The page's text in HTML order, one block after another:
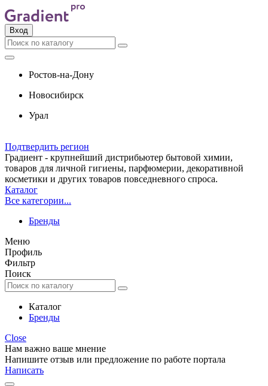
Вход
Ростов-на-Дону
Новосибирск
Урал
Подтвердить регион
Градиент - крупнейший дистрибьютер бытовой химии,
товаров для личной гигиены, парфюмерии, декоративной
косметики и других товаров повседневного спроса.
Каталог
Все категории...
Бренды
Меню
Профиль
Фильтр
Поиск
Каталог
Бренды
Close
Нам важно ваше мнение
Напишите отзыв или предложение по работе портала
Написать